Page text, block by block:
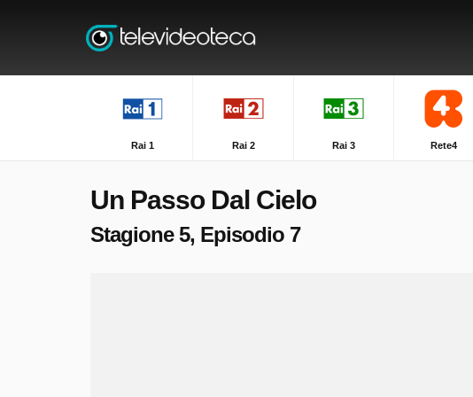
Rai 1 Rai 2 Rai 3 Rete4
Un Passo Dal Cielo
Stagione 5, Episodio 7